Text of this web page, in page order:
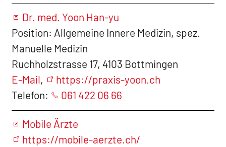
Dr. med. Yoon Han-yu
Position: Allgemeine Innere Medizin, spez.
Manuelle Medizin
Ruchholzstrasse 17, 4103 Bottmingen
E-Mail,
https://praxis-yoon.ch
Telefon:
061 422 06 66
Mobile Ärzte
https://mobile-aerzte.ch/